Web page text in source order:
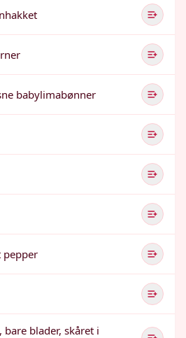
babylimabønner
pepper
blader, skåret i